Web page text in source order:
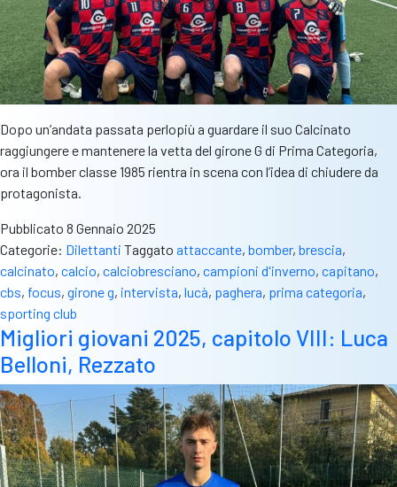
Dopo un’andata passata perlopiù a guardare il suo Calcinato
raggiungere e mantenere la vetta del girone G di Prima Categoria,
ora il bomber classe 1985 rientra in scena con l’idea di chiudere da
protagonista.
Pubblicato 8 Gennaio 2025
Categorie: Dilettanti Taggato attaccante, bomber, brescia,
calcinato, calcio, calciobresciano, campioni d'inverno, capitano,
cbs, focus, girone g, intervista, lucà, paghera, prima categoria,
sporting club
Migliori giovani 2025, capitolo VIII: Luca
Belloni, Rezzato